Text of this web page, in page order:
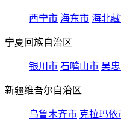
西宁市 海东市 海北
宁夏回族自治区
银川市 石嘴山市 吴
新疆维吾尔自治区
乌鲁木齐市 克拉玛依